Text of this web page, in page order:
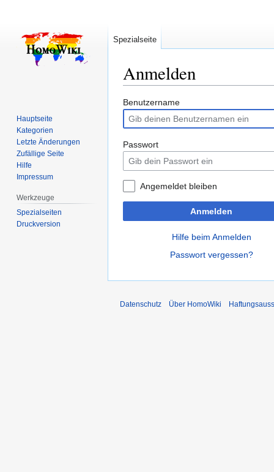
Anmelden
Zur
Navigation
springen
Zur
Suche
springen
Benutzername
Passwort
Angemeldet bleiben
Anmelden
Hilfe beim Anmelden
Passwort vergessen?
Spezialseite
Hauptseite
Kategorien
Letzte Änderungen
Zufällige Seite
Hilfe
Impressum
Werkzeuge
Spezialseiten
Druckversion
Datenschutz Über HomoWiki